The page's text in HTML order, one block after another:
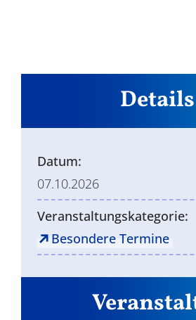
Details
Datum:
07.10.2026
Veranstaltungskategorie:
Besondere Termine